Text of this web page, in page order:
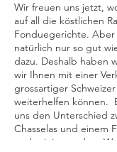
Wir freuen uns jetzt,
auf all die köstlichen
Fonduegerichte. Aber
natürlich nur so gut
dazu. Deshalb haben
wir Ihnen mit einer
grossartiger
weiterhelfen können.
uns den Unterschied
Chasselas und einem
auch einige andere